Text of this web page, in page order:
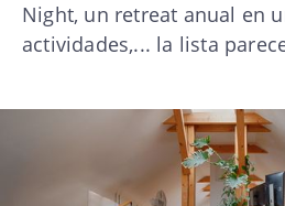
Night, un retreat anual en
actividades,... la lista